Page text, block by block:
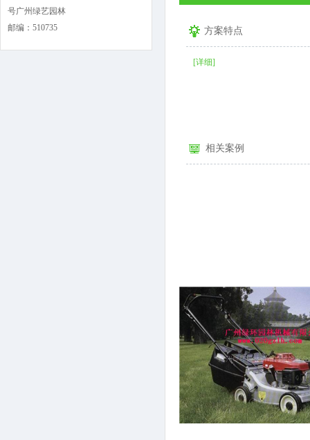
号广州绿艺园林
邮编：510735
方案特点
[详细]
相关案例